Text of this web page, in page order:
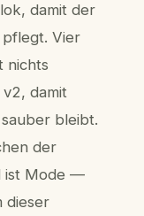
damit der
pflegt. Vier
nichts
damit
bleibt.
der
ist Mode —
dieser